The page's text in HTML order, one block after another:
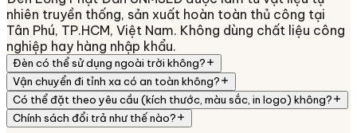
nhiên truyền thống, sản xuất hoàn toàn thủ công tại
Tân Phú, TP.HCM, Việt Nam. Không dùng chất liệu công
nghiệp hay hàng nhập khẩu.
Đèn có thể sử dụng ngoài trời không?
Vận chuyển đi tỉnh xa có an toàn không?
Có thể đặt theo yêu cầu (kích thước, màu sắc, in logo) không?
Chính sách đổi trả như thế nào?